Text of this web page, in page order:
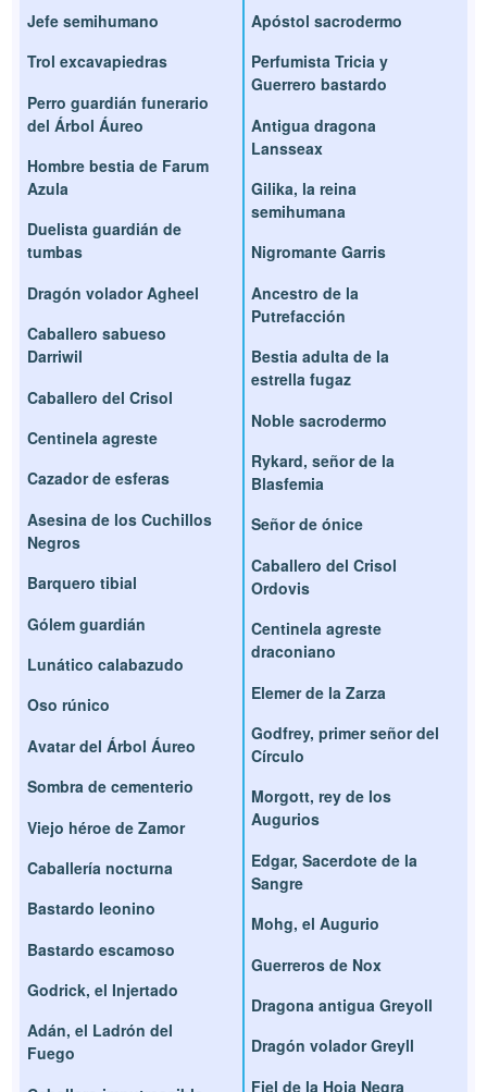
Jefe semihumano
Trol excavapiedras
Perro guardián funerario
del Árbol Áureo
Hombre bestia de Farum
Azula
Duelista guardián de
tumbas
Dragón volador Agheel
Caballero sabueso
Darriwil
Caballero del Crisol
Centinela agreste
Cazador de esferas
Asesina de los Cuchillos
Negros
Barquero tibial
Gólem guardián
Lunático calabazudo
Oso rúnico
Avatar del Árbol Áureo
Sombra de cementerio
Viejo héroe de Zamor
Caballería nocturna
Bastardo leonino
Bastardo escamoso
Godrick, el Injertado
Adán, el Ladrón del
Fuego
Apóstol sacrodermo
Perfumista Tricia y
Guerrero bastardo
Antigua dragona
Lansseax
Gilika, la reina
semihumana
Nigromante Garris
Ancestro de la
Putrefacción
Bestia adulta de la
estrella fugaz
Noble sacrodermo
Rykard, señor de la
Blasfemia
Señor de ónice
Caballero del Crisol
Ordovis
Centinela agreste
draconiano
Elemer de la Zarza
Godfrey, primer señor del
Círculo
Morgott, rey de los
Augurios
Edgar, Sacerdote de la
Sangre
Mohg, el Augurio
Guerreros de Nox
Dragona antigua Greyoll
Dragón volador Greyll
Fiel de la Hoja Negra